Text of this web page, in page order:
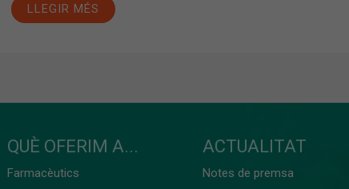
LLEGIR MÉS
QUÈ OFERIM A...
Farmacèutics
ACTUALITAT
Notes de premsa